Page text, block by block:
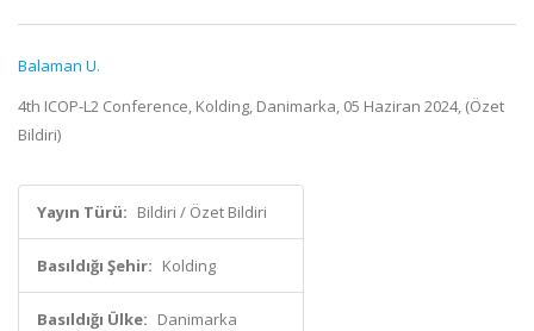
Balaman U.
4th ICOP-L2 Conference, Kolding, Danimarka, 05 Haziran 2024, (Özet
Bildiri)
Yayın Türü: Bildiri / Özet Bildiri
Basıldığı Şehir: Kolding
Basıldığı Ülke: Danimarka